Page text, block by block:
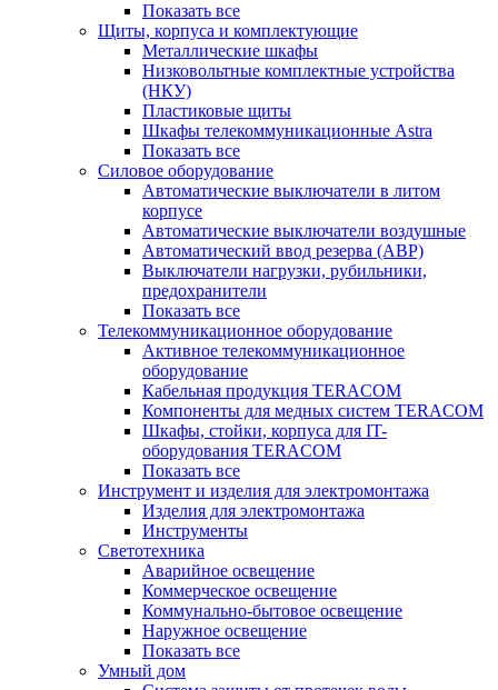
Показать все
Щиты, корпуса и комплектующие
Металлические шкафы
Низковольтные комплектные устройства
(НКУ)
Пластиковые щиты
Шкафы телекоммуникационные Astra
Показать все
Силовое оборудование
Автоматические выключатели в литом
корпусе
Автоматические выключатели воздушные
Автоматический ввод резерва (АВР)
Выключатели нагрузки, рубильники,
предохранители
Показать все
Телекоммуникационное оборудование
Активное телекоммуникационное
оборудование
Кабельная продукция TERACOM
Компоненты для медных систем TERACOM
Шкафы, стойки, корпуса для IT-
оборудования TERACOM
Показать все
Инструмент и изделия для электромонтажа
Изделия для электромонтажа
Инструменты
Светотехника
Аварийное освещение
Коммерческое освещение
Коммунально-бытовое освещение
Наружное освещение
Показать все
Умный дом